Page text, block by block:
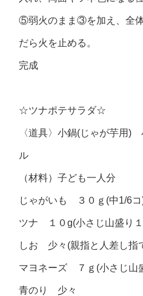
⑤弱火のまま③を加え、全
だら火を止める。
完成
☆ツナポテサラダ☆
〈道具〉小鍋(じゃが芋用
ル
（材料）子ども一人分
じゃがいも ３０ｇ(中1/6
ツナ １０g(小さじ山盛り
しお 少々(親指と人差し指
マヨネーズ ７ｇ(小さじ山
青のり 少々